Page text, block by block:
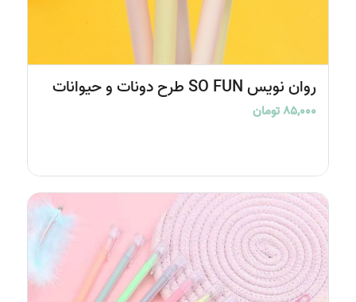
روان نویس SO FUN طرح دونات و حیوانات
۸۵,۰۰۰تومان